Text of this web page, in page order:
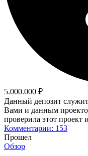
5.000.000 ₽
Данный депозит служит
Вами и данным
проверила этот проект
Комментарии: 153
Прошел
Обзор